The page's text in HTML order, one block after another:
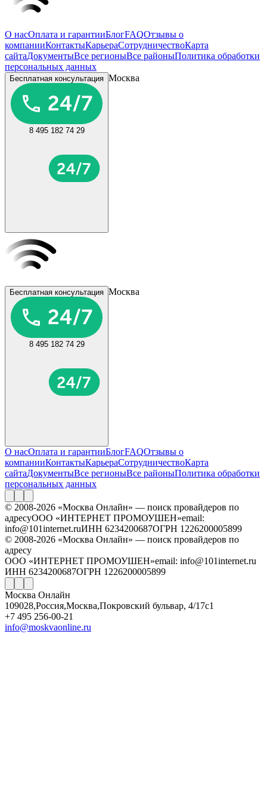
О насОплата и гарантииБлогFAQОтзывы о
компанииКонтактыКарьераСотрудничествоКарта
сайтаДокументыВсе регионыВсе районыПолитика обработки
персональных данных
Бесплатная консультация
8 495 182 74 29
Москва
Бесплатная консультация
8 495 182 74 29
Москва
О насОплата и гарантииБлогFAQОтзывы о
компанииКонтактыКарьераСотрудничествоКарта
сайтаДокументыВсе регионыВсе районыПолитика обработки
персональных данных
© 2008-2026 «Москва Онлайн» — поиск провайдеров по
адресуООО «ИНТЕРНЕТ ПРОМОУШЕН»email:
info@101internet.ruИНН 6234200687ОГРН 1226200005899
© 2008-2026 «Москва Онлайн» — поиск провайдеров по
адресу
ООО «ИНТЕРНЕТ ПРОМОУШЕН»email: info@101internet.ru
ИНН 6234200687ОГРН 1226200005899
Москва Онлайн
109028,Россия,Москва,Покровский бульвар, 4/17с1
+7 495 256-00-21
info@moskvaonline.ru